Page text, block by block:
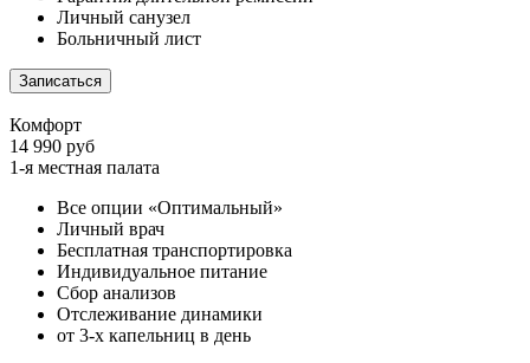
Личный санузел
Больничный лист
Записаться
Комфорт
14 990 руб
1-я местная палата
Все опции «Оптимальный»
Личный врач
Бесплатная транспортировка
Индивидуальное питание
Сбор анализов
Отслеживание динамики
от 3-х капельниц в день